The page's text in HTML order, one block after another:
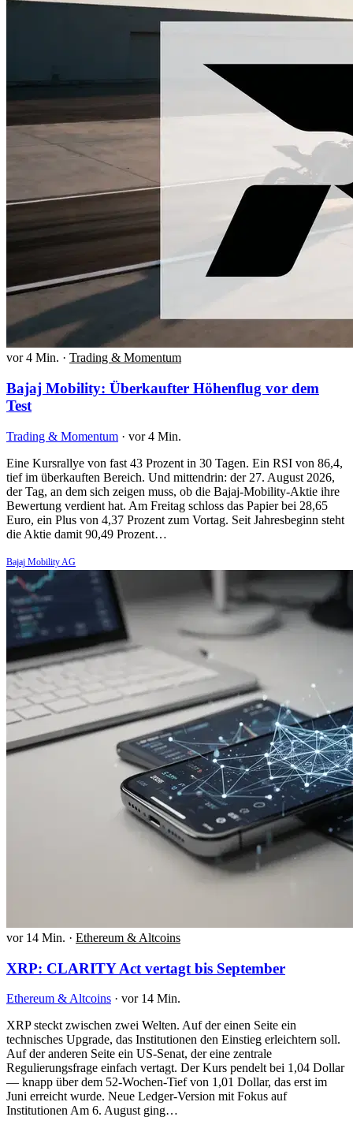
vor 4 Min. · Trading & Momentum
Bajaj Mobility: Überkaufter Höhenflug vor dem
Test
Trading & Momentum · vor 4 Min.
Eine Kursrallye von fast 43 Prozent in 30 Tagen. Ein RSI von 86,4,
tief im überkauften Bereich. Und mittendrin: der 27. August 2026,
der Tag, an dem sich zeigen muss, ob die Bajaj-Mobility-Aktie ihre
Bewertung verdient hat. Am Freitag schloss das Papier bei 28,65
Euro, ein Plus von 4,37 Prozent zum Vortag. Seit Jahresbeginn steht
die Aktie damit 90,49 Prozent…
Bajaj Mobility AG
vor 14 Min. · Ethereum & Altcoins
XRP: CLARITY Act vertagt bis September
Ethereum & Altcoins · vor 14 Min.
XRP steckt zwischen zwei Welten. Auf der einen Seite ein
technisches Upgrade, das Institutionen den Einstieg erleichtern soll.
Auf der anderen Seite ein US-Senat, der eine zentrale
Regulierungsfrage einfach vertagt. Der Kurs pendelt bei 1,04 Dollar
— knapp über dem 52-Wochen-Tief von 1,01 Dollar, das erst im
Juni erreicht wurde. Neue Ledger-Version mit Fokus auf
Institutionen Am 6. August ging…